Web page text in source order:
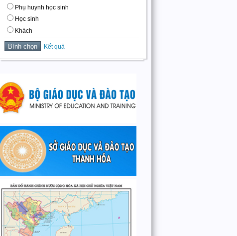
Phụ huynh học sinh
Học sinh
Khách
Kết quả